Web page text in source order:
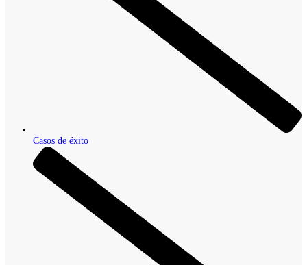
Casos de éxito